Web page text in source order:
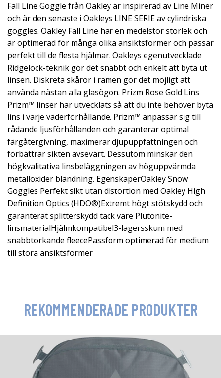
Fall Line Goggle från Oakley är inspirerad av Line Miner
och är den senaste i Oakleys LINE SERIE av cylindriska
goggles. Oakley Fall Line har en medelstor storlek och
är optimerad för många olika ansiktsformer och passar
perfekt till de flesta hjälmar. Oakleys egenutvecklade
Ridgelock-teknik gör det snabbt och enkelt att byta ut
linsen. Diskreta skåror i ramen gör det möjligt att
använda nästan alla glasögon. Prizm Rose Gold Lins
Prizm™ linser har utvecklats så att du inte behöver byta
lins i varje väderförhållande. Prizm™ anpassar sig till
rådande ljusförhållanden och garanterar optimal
färgåtergivning, maximerar djupuppfattningen och
förbättrar sikten avsevärt. Dessutom minskar den
högkvalitativa linsbeläggningen av höguppvärmda
metalloxider bländning. EgenskaperOakley Snow
Goggles Perfekt sikt utan distortion med Oakley High
Definition Optics (HDO®)Extremt högt stötskydd och
garanterat splitterskydd tack vare Plutonite-
linsmaterialHjälmkompatibel3-lagersskum med
snabbtorkande fleecePassform optimerad för medium
till stora ansiktsformer
REKOMMENDERADE PRODUKTER